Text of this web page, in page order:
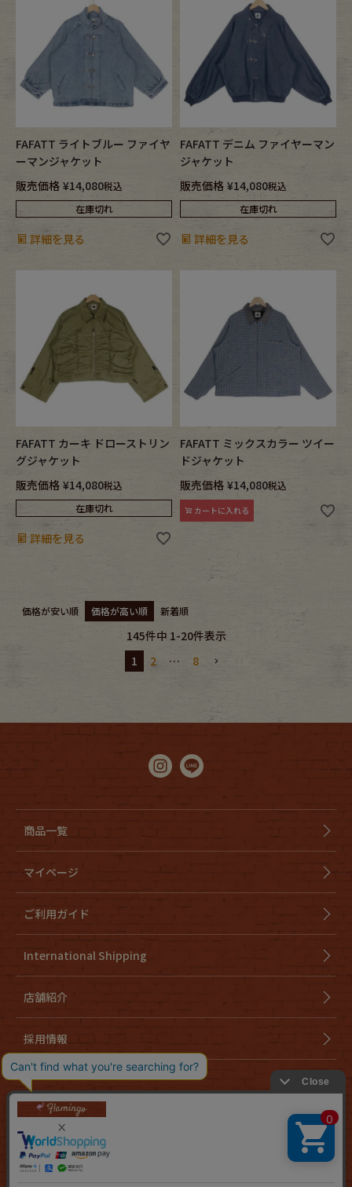
FAFATT ライトブルー ファイヤ
ーマンジャケット
販売価格 ¥14,080税込
在庫切れ
詳細を見る
FAFATT デニム ファイヤーマン
ジャケット
販売価格 ¥14,080税込
在庫切れ
詳細を見る
FAFATT カーキ ドローストリン
グジャケット
販売価格 ¥14,080税込
在庫切れ
詳細を見る
FAFATT ミックスカラー ツイー
ドジャケット
販売価格 ¥14,080税込
カートに入れる
価格が安い順 価格が高い順 新着順
145件中 1-20件表示
1
2 … 8
商品一覧
マイページ
ご利用ガイド
International Shipping
店舗紹介
採用情報
会社概要
個人情報取り扱いについて
お問い合わせ